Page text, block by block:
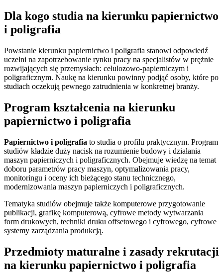
Dla kogo studia na kierunku papiernictwo
i poligrafia
Powstanie kierunku papiernictwo i poligrafia stanowi odpowiedź
uczelni na zapotrzebowanie rynku pracy na specjalistów w prężnie
rozwijających się przemysłach: celulozowo-papierniczym i
poligraficznym. Naukę na kierunku powinny podjąć osoby, które po
studiach oczekują pewnego zatrudnienia w konkretnej branży.
Program kształcenia na kierunku
papiernictwo i poligrafia
Papiernictwo i poligrafia to studia o profilu praktycznym. Program
studiów kładzie duży nacisk na rozumienie budowy i działania
maszyn papierniczych i poligraficznych. Obejmuje wiedzę na temat
doboru parametrów pracy maszyn, optymalizowania pracy,
monitoringu i oceny ich bieżącego stanu technicznego,
modernizowania maszyn papierniczych i poligraficznych.
Tematyka studiów obejmuje także komputerowe przygotowanie
publikacji, grafikę komputerową, cyfrowe metody wytwarzania
form drukowych, techniki druku offsetowego i cyfrowego, cyfrowe
systemy zarządzania produkcją.
Przedmioty maturalne i zasady rekrutacji
na kierunku papiernictwo i poligrafia